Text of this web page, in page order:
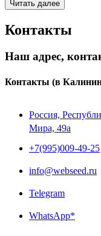
Читать далее
Контакты
Наш адрес,
Контакты (в
Россия,
Мира, 49a
+7(995)009-49-25
info@webseed.ru
Telegram
WhatsApp*